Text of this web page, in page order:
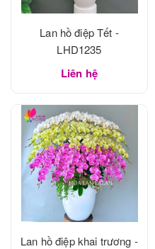
Lan hồ điệp Tết -
LHD1235
Liên hệ
Lan hồ điệp khai trương -